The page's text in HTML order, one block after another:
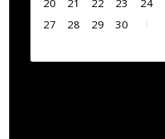
20
21 22 23 24
27
28 29 30 1